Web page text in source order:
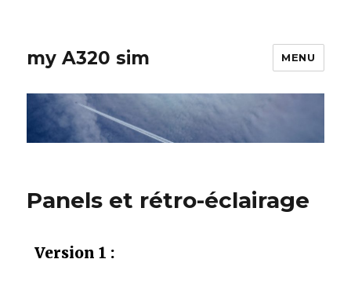
my A320 sim MENU
Panels et rétro-éclairage
Version 1 :